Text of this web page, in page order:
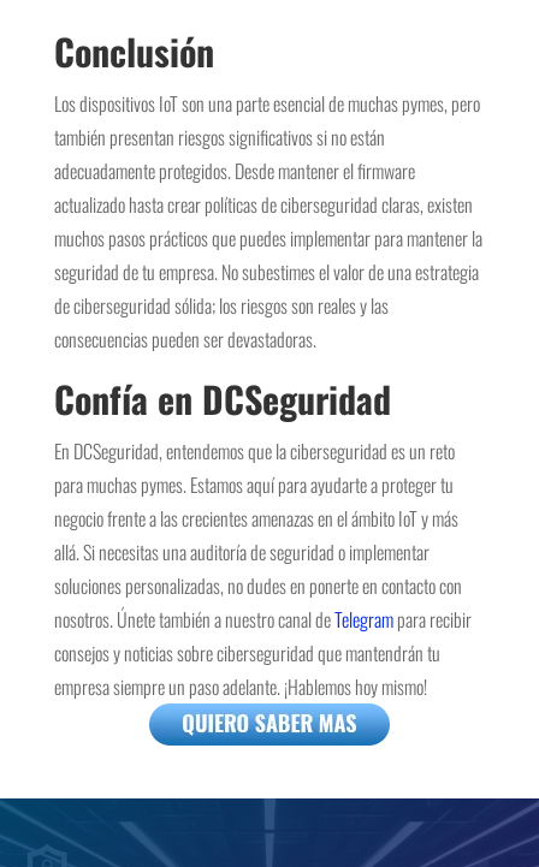
Conclusión
Los dispositivos IoT son una parte esencial de muchas pymes, pero
también presentan riesgos significativos si no están
adecuadamente protegidos. Desde mantener el firmware
actualizado hasta crear políticas de ciberseguridad claras, existen
muchos pasos prácticos que puedes implementar para mantener la
seguridad de tu empresa. No subestimes el valor de una estrategia
de ciberseguridad sólida; los riesgos son reales y las
consecuencias pueden ser devastadoras.
Confía en DCSeguridad
En DCSeguridad, entendemos que la ciberseguridad es un reto
para muchas pymes. Estamos aquí para ayudarte a proteger tu
negocio frente a las crecientes amenazas en el ámbito IoT y más
allá. Si necesitas una auditoría de seguridad o implementar
soluciones personalizadas, no dudes en ponerte en contacto con
nosotros. Únete también a nuestro canal deTelegrampara recibir
consejos y noticias sobre ciberseguridad que mantendrán tu
empresa siempre un paso adelante. ¡Hablemos hoy mismo!